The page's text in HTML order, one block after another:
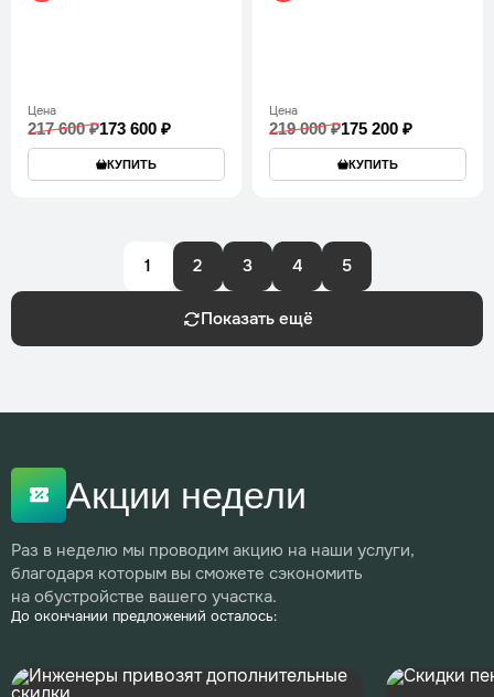
Цена
217 600 ₽173 600 ₽
КУПИТЬ
Цена
219 000 ₽175 200 ₽
КУПИТЬ
1 2 3 4 5
Показать ещё
Акции недели
Раз в неделю мы проводим акцию на наши услуги,
благодаря которым вы сможете сэкономить
на обустройстве вашего участка.
До окончании предложений осталось: